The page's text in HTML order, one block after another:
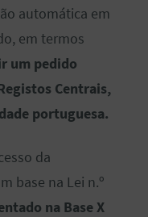
automática em
em termos
um pedido
Centrais,
portuguesa.
da
base na Lei n.º
na Base X